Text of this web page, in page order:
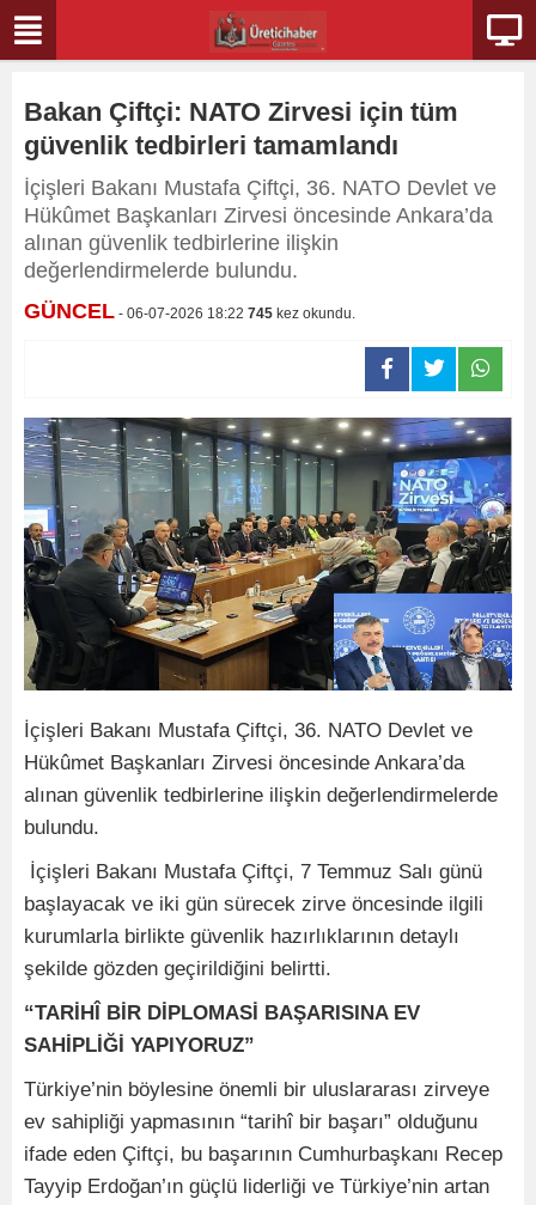
Bakan Çiftçi: NATO Zirvesi için tüm
güvenlik tedbirleri tamamlandı
İçişleri Bakanı Mustafa Çiftçi, 36. NATO Devlet ve
Hükûmet Başkanları Zirvesi öncesinde Ankara’da
alınan güvenlik tedbirlerine ilişkin
değerlendirmelerde bulundu.
GÜNCEL - 06-07-2026 18:22 745 kez okundu.
İçişleri Bakanı Mustafa Çiftçi, 36. NATO Devlet ve
Hükûmet Başkanları Zirvesi öncesinde Ankara’da
alınan güvenlik tedbirlerine ilişkin değerlendirmelerde
bulundu.
İçişleri Bakanı Mustafa Çiftçi, 7 Temmuz Salı günü
başlayacak ve iki gün sürecek zirve öncesinde ilgili
kurumlarla birlikte güvenlik hazırlıklarının detaylı
şekilde gözden geçirildiğini belirtti.
“TARİHÎ BİR DİPLOMASİ BAŞARISINA EV
SAHİPLİĞİ YAPIYORUZ”
Türkiye’nin böylesine önemli bir uluslararası zirveye
ev sahipliği yapmasının “tarihî bir başarı” olduğunu
ifade eden Çiftçi, bu başarının Cumhurbaşkanı Recep
Tayyip Erdoğan’ın güçlü liderliği ve Türkiye’nin artan